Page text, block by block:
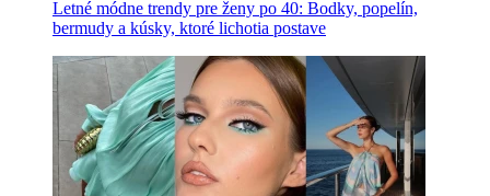
Letné módne trendy pre ženy po 40: Bodky, popelín,
bermudy a kúsky, ktoré lichotia postave